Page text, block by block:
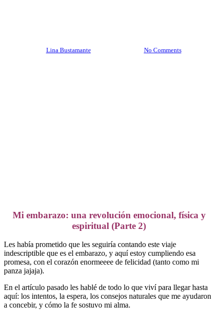
Lina Bustamante No Comments
Mi embarazo: una revolución emocional, física y
espiritual (Parte 2)
Les había prometido que les seguiría contando este viaje
indescriptible que es el embarazo, y aquí estoy cumpliendo esa
promesa, con el corazón enormeeee de felicidad (tanto como mi
panza jajaja).
En el artículo pasado les hablé de todo lo que viví para llegar hasta
aquí: los intentos, la espera, los consejos naturales que me ayudaron
a concebir, y cómo la fe sostuvo mi alma.